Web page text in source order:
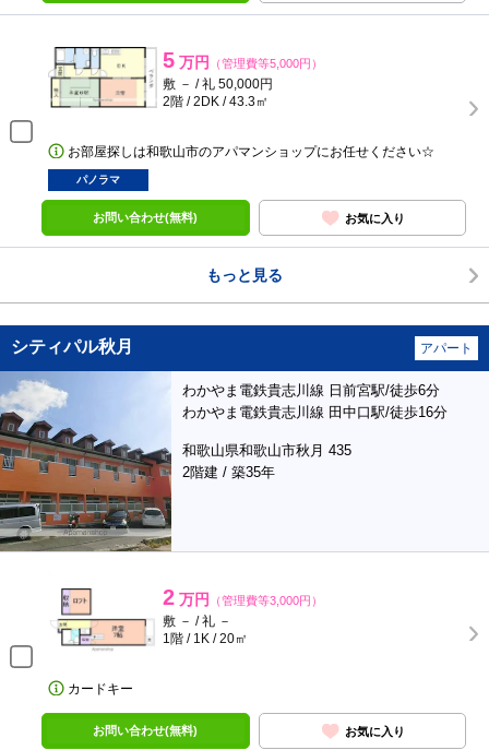
5 万円 （管理費等5,000円）
敷 － / 礼 50,000円
2階 / 2DK / 43.3㎡
お部屋探しは和歌山市のアパマンショップにお任せください☆
パノラマ
お問い合わせ(無料) お気に入り
もっと見る
シティパル秋月 アパート
わかやま電鉄貴志川線 日前宮駅/徒歩6分
わかやま電鉄貴志川線 田中口駅/徒歩16分
和歌山県和歌山市秋月 435
2階建 / 築35年
2 万円 （管理費等3,000円）
敷 － / 礼 －
1階 / 1K / 20㎡
カードキー
お問い合わせ(無料) お気に入り